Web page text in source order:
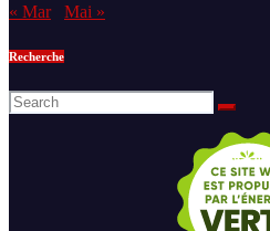
« Mar
Mai »
Recherche